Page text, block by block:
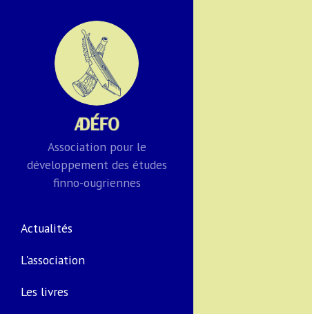
Association pour le
développement des études
finno-ougriennes
Actualités
L'association
Les livres